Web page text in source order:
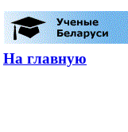
На главную